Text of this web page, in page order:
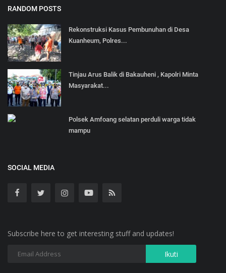
RANDOM POSTS
Rekonstruksi Kasus Pembunuhan di Desa
Kuanheum, Polres...
Tinjau Arus Balik di Bakauheni , Kapolri Minta
Masyarakat...
Polsek Amfoang selatan perduli warga tidak
mampu
SOCIAL MEDIA
Subscribe here to get interesting stuff and updates!